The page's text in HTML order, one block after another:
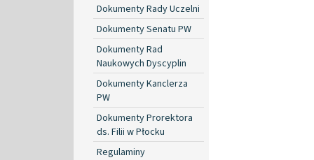
Dokumenty Rady Uczelni
Dokumenty Senatu PW
Dokumenty Rad
Naukowych Dyscyplin
Dokumenty Kanclerza
PW
Dokumenty Prorektora
ds. Filii w Płocku
Regulaminy